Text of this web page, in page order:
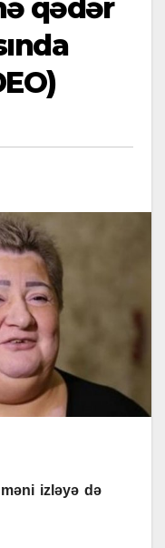
qədər
izləyə də